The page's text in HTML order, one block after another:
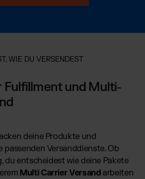
WIE DU VERSENDEST
Fulfillment und Multi-
deine Produkte und
passenden Versanddienste. Ob
du entscheidest wie deine Pakete
Multi Carrier Versand arbeiten